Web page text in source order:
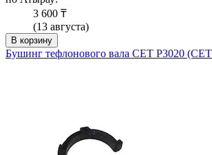
3 600 ₸
(13 августа)
В корзину
Бушинг тефлонового вала CET P3020